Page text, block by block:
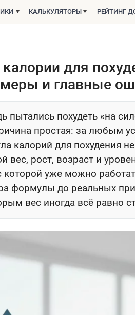
КАЛЬКУЛЯТОРЫ РЕЙТИНГ
калории для
и главные
пытались похудеть «на
простая: за любым
калорий для похудения
вес, рост, возраст и
уже можно
формулы до реальных
вес иногда всё равно